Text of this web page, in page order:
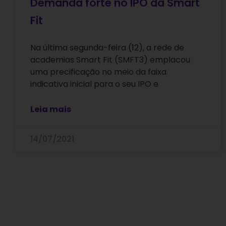
Fit
Na última segunda-feira (12), a rede de
academias Smart Fit (SMFT3) emplacou
uma precificação no meio da faixa
indicativa inicial para o seu IPO e
Leia mais